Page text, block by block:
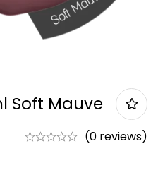
Soft Mauve
(0 reviews)